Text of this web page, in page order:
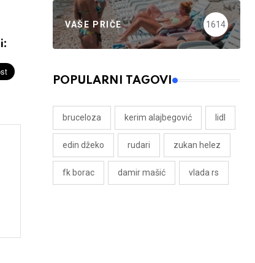
VAŠE PRIČE 1614
POPULARNI TAGOVI
bruceloza kerim alajbegović lidl
edin džeko rudari zukan helez
fk borac damir mašić vlada rs